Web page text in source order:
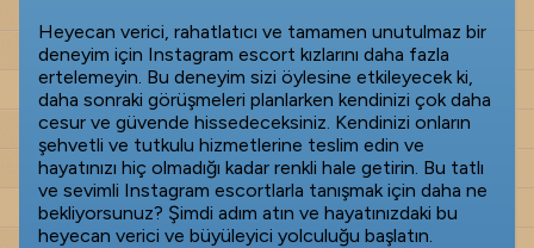
Heyecan verici, rahatlatıcı ve tamamen unutulmaz bir
deneyim için Instagram escort kızlarını daha fazla
ertelemeyin. Bu deneyim sizi öylesine etkileyecek ki,
daha sonraki görüşmeleri planlarken kendinizi çok daha
cesur ve güvende hissedeceksiniz. Kendinizi onların
şehvetli ve tutkulu hizmetlerine teslim edin ve
hayatınızı hiç olmadığı kadar renkli hale getirin. Bu tatlı
ve sevimli Instagram escortlarla tanışmak için daha ne
bekliyorsunuz? Şimdi adım atın ve hayatınızdaki bu
heyecan verici ve büyüleyici yolculuğu başlatın.